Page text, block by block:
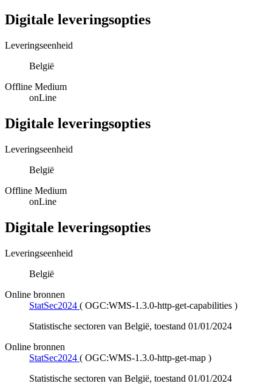
Digitale leveringsopties
Leveringseenheid
België
Offline Medium
onLine
Digitale leveringsopties
Leveringseenheid
België
Offline Medium
onLine
Digitale leveringsopties
Leveringseenheid
België
Online bronnen
StatSec2024 ( OGC:WMS-1.3.0-http-get-capabilities )
Statistische sectoren van België, toestand 01/01/2024
Online bronnen
StatSec2024 ( OGC:WMS-1.3.0-http-get-map )
Statistische sectoren van België, toestand 01/01/2024